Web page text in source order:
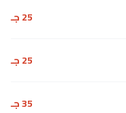
25 جـ
25 جـ
35 جـ